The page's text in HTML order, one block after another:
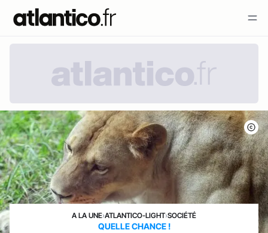
A LA UNE›ATLANTICO-LIGHT›SOCIÉTÉ
QUELLE CHANCE !